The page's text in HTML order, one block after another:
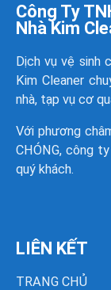
Công Ty
Nhà Kim
Dịch vụ vệ sinh
Kim Cleaner
nhà, tạp vụ cơ
Với phương
CHÓNG, công
quý khách.
LIÊN KẾT
TRANG CHỦ